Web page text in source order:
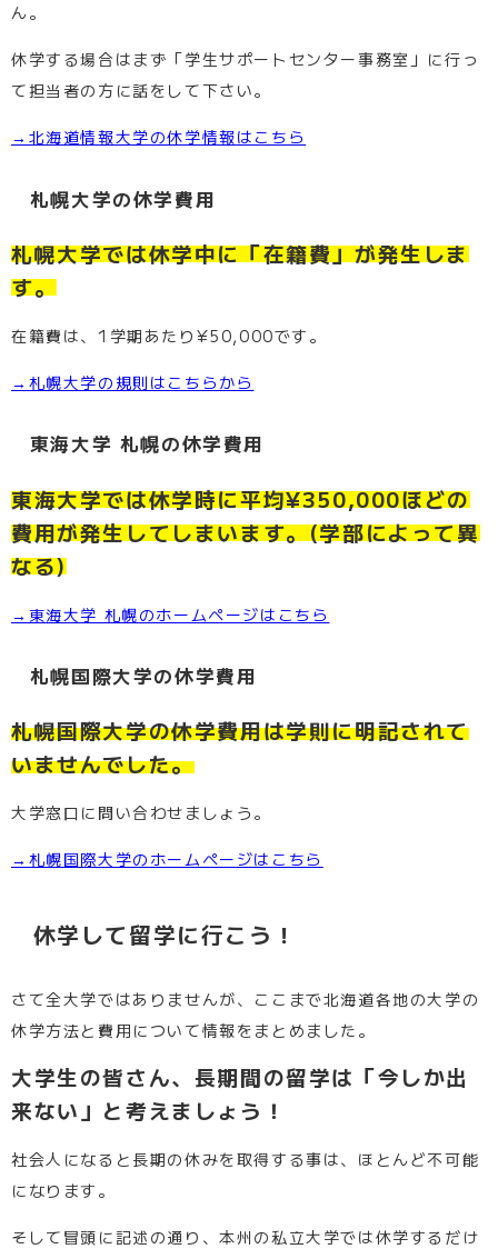
ん。
休学する場合はまず「学生サポートセンター事務室」に行っ
て担当者の方に話をして下さい。
→北海道情報大学の休学情報はこちら
札幌大学の休学費用
札幌大学では休学中に「在籍費」が発生しま
す。
在籍費は、1学期あたり¥50,000です。
→札幌大学の規則はこちらから
東海大学 札幌の休学費用
東海大学では休学時に平均¥350,000ほどの
費用が発生してしまいます。(学部によって異
なる)
→東海大学 札幌のホームページはこちら
札幌国際大学の休学費用
札幌国際大学の休学費用は学則に明記されて
いませんでした。
大学窓口に問い合わせましょう。
→札幌国際大学のホームページはこちら
休学して留学に行こう！
さて全大学ではありませんが、ここまで北海道各地の大学の
休学方法と費用について情報をまとめました。
大学生の皆さん、長期間の留学は「今しか出
来ない」と考えましょう！
社会人になると長期の休みを取得する事は、ほとんど不可能
になります。
そして冒頭に記述の通り、本州の私立大学では休学するだけ